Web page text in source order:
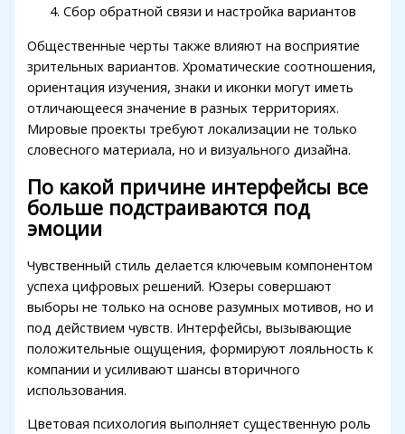
Сбор обратной связи и настройка вариантов
Общественные черты также влияют на восприятие
зрительных вариантов. Хроматические соотношения,
ориентация изучения, знаки и иконки могут иметь
отличающееся значение в разных территориях.
Мировые проекты требуют локализации не только
словесного материала, но и визуального дизайна.
По какой причине интерфейсы все
больше подстраиваются под
эмоции
Чувственный стиль делается ключевым компонентом
успеха цифровых решений. Юзеры совершают
выборы не только на основе разумных мотивов, но и
под действием чувств. Интерфейсы, вызывающие
положительные ощущения, формируют лояльность к
компании и усиливают шансы вторичного
использования.
Цветовая психология выполняет существенную роль